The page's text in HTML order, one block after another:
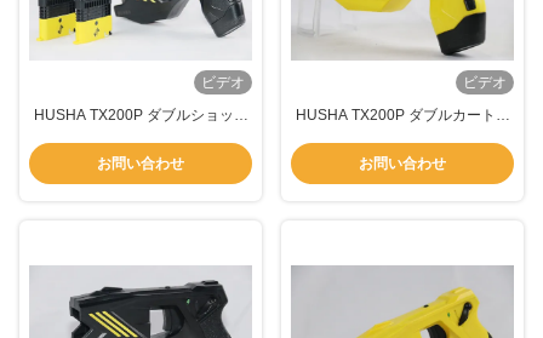
ビデオ
HUSHA TX200P ダブルショット
電圧
お問い合わせ
ビデオ
HUSHA TX200P ダブルカートリ
と 50KV 出力電圧
お問い合わせ